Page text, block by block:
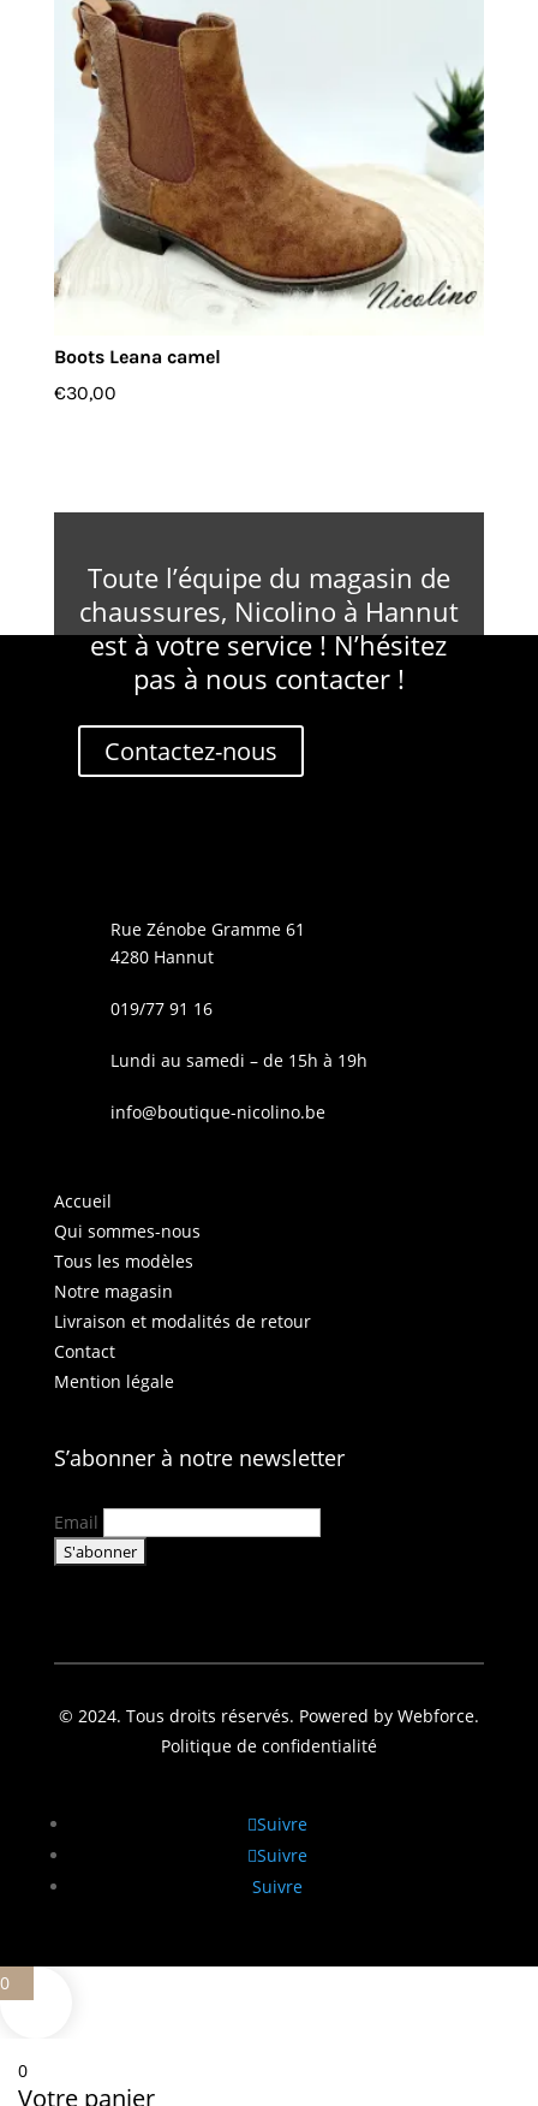
Boots Leana camel
€30,00
Toute l’équipe du magasin de
chaussures, Nicolino à Hannut
est à votre service ! N’hésitez
pas à nous contacter !
Contactez-nous
Rue Zénobe Gramme 61
4280 Hannut
019/77 91 16
Lundi au samedi – de 15h à 19h
info@boutique-nicolino.be
Accueil
Qui sommes-nous
Tous les modèles
Notre magasin
Livraison et modalités de retour
Contact
Mention légale
S’abonner à notre newsletter
Email
© 2024. Tous droits réservés. Powered by Webforce.
Politique de confidentialité
Suivre
Suivre
Suivre
0
0
Votre panier